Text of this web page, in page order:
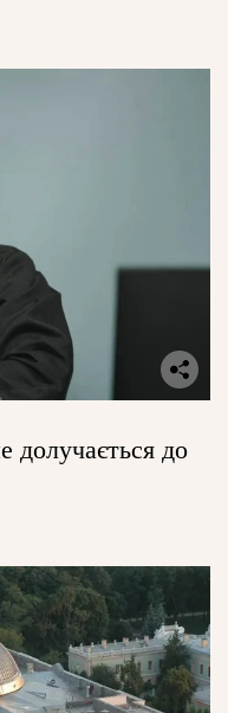
долучається до